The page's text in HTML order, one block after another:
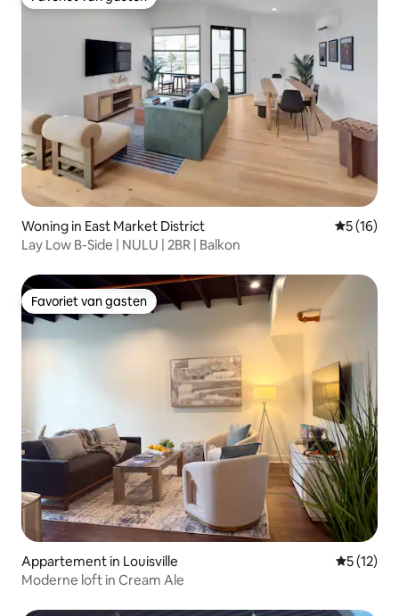
Favoriet van gasten
Woning in East Market District
5 (16)
Lay Low B-Side | NULU | 2BR | Balkon
Favoriet van gasten
Favoriet van gasten
Appartement in Louisville
5 (12)
Moderne loft in Cream Ale